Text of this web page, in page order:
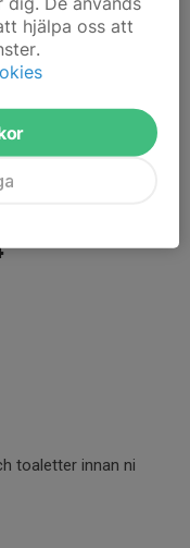
kan de dagar ni fått.
toaletter innan ni
hjälpa oss att